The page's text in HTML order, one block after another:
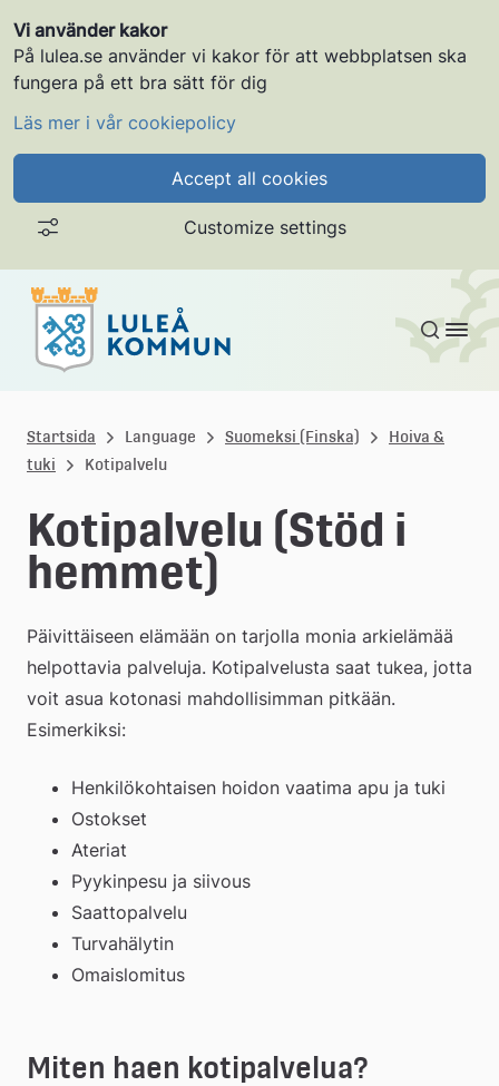
Vi använder kakor
På lulea.se använder vi kakor för att webbplatsen ska
fungera på ett bra sätt för dig
Läs mer i vår cookiepolicy
Accept all cookies
Customize settings
Gå till innehållet
u
l
e
å
o
m
m
u
n
Startsida Language Suomeksi (Finska)
Hoiva &
tuki
Kotipalvelu
Kotipalvelu (Stöd i
hemmet)
Päivittäiseen elämään on tarjolla monia arkielämää
helpottavia palveluja. Kotipalvelusta saat tukea, jotta
voit asua kotonasi mahdollisimman pitkään.
Esimerkiksi:
Henkilökohtaisen hoidon vaatima apu ja tuki
Ostokset
Ateriat
Pyykinpesu ja siivous
Saattopalvelu
Turvahälytin
Omaislomitus
Miten haen kotipalvelua?